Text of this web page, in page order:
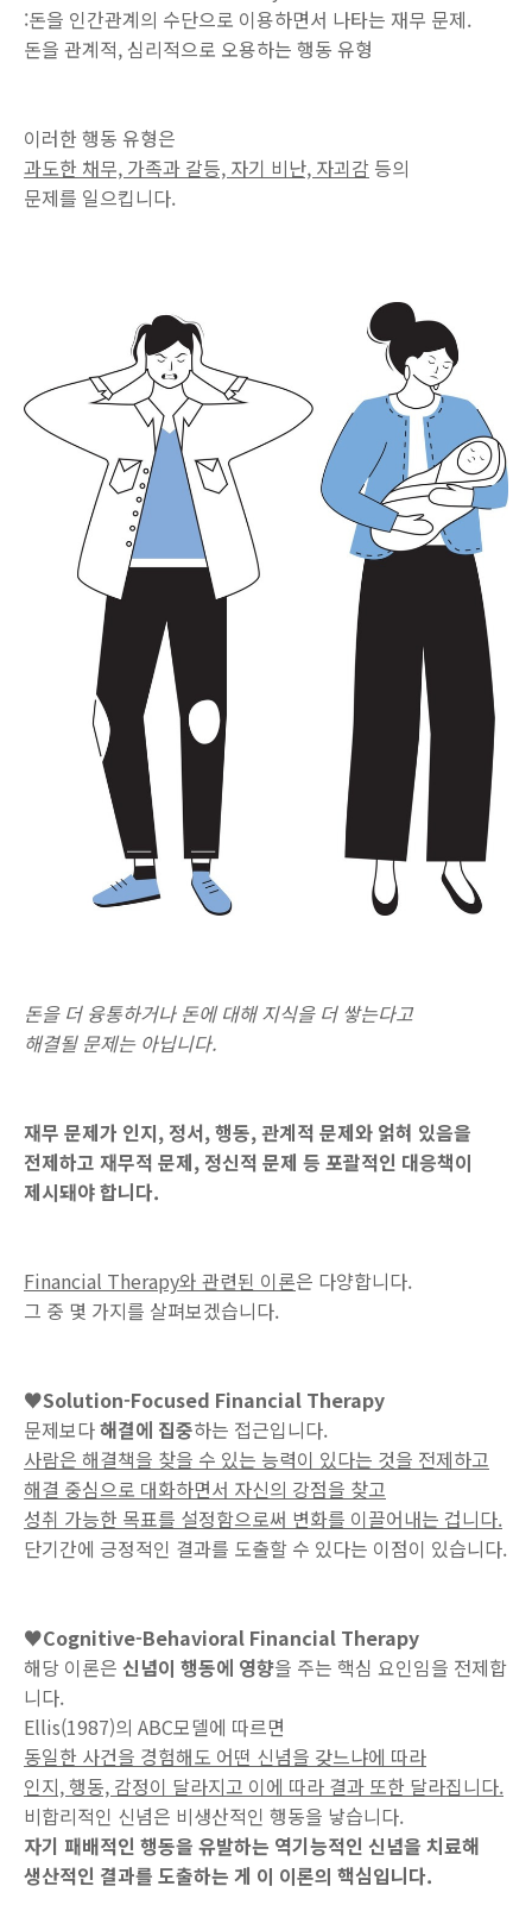
:돈을 인간관계의 수단으로 이용하면서 나타는 재무 문제.
돈을 관계적, 심리적으로 오용하는 행동 유형
이러한 행동 유형은
과도한 채무, 가족과 갈등, 자기 비난, 자괴감 등의
문제를 일으킵니다.
돈을 더 융통하거나 돈에 대해 지식을 더 쌓는다고
해결될 문제는 아닙니다.
재무 문제가 인지, 정서, 행동, 관계적 문제와 얽혀 있음을
전제하고 재무적 문제, 정신적 문제 등 포괄적인 대응책이
제시돼야 합니다.
Financial Therapy와 관련된 이론은 다양합니다.
그 중 몇 가지를 살펴보겠습니다.
♥Solution-Focused Financial Therapy
문제보다해결에 집중하는 접근입니다.
사람은 해결책을 찾을 수 있는 능력이 있다는 것을 전제하고
해결 중심으로 대화하면서 자신의 강점을 찾고
성취 가능한 목표를 설정함으로써 변화를 이끌어내는 겁니다.
단기간에 긍정적인 결과를 도출할 수 있다는 이점이 있습니다.
♥Cognitive-Behavioral Financial Therapy
해당 이론은 신념이 행동에 영향을 주는 핵심 요인임을 전제합
니다.
Ellis(1987)의 ABC모델에 따르면
동일한 사건을 경험해도 어떤 신념을 갖느냐에 따라
인지, 행동, 감정이 달라지고 이에 따라 결과 또한 달라집니다.
비합리적인 신념은 비생산적인 행동을 낳습니다.
자기 패배적인 행동을 유발하는 역기능적인 신념을 치료해
생산적인 결과를 도출하는 게 이 이론의 핵심입니다.